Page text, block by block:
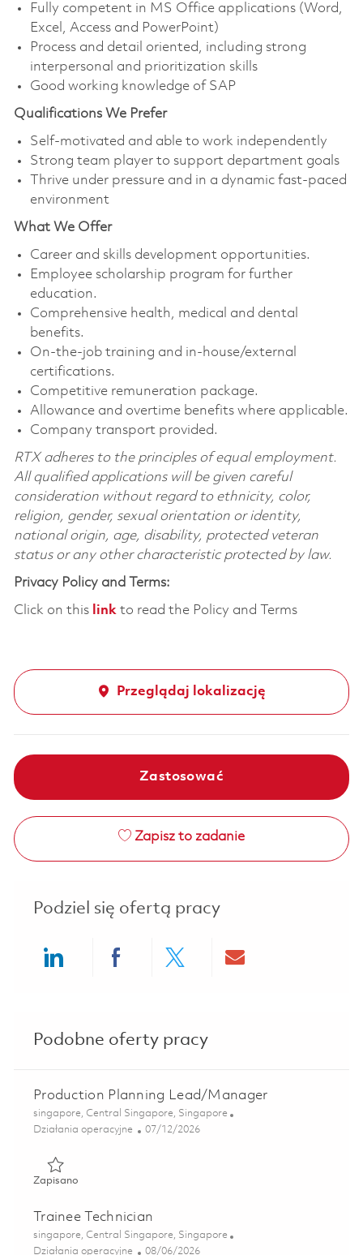
Fully competent in MS Office applications (Word,
Excel, Access and PowerPoint)
Process and detail oriented, including strong
interpersonal and prioritization skills
Good working knowledge of SAP
Qualifications We Prefer
Self-motivated and able to work independently
Strong team player to support department goals
Thrive under pressure and in a dynamic fast-paced
environment
What We Offer
Career and skills development opportunities.
Employee scholarship program for further
education.
Comprehensive health, medical and dental
benefits.
On-the-job training and in-house/external
certifications.
Competitive remuneration package.
Allowance and overtime benefits where applicable.
Company transport provided.
RTX adheres to the principles of equal employment.
All qualified applications will be given careful
consideration without regard to ethnicity, color,
religion, gender, sexual orientation or identity,
national origin, age, disability, protected veteran
status or any other characteristic protected by law.
Privacy Policy and Terms:
Click on this linkto read the Policy and Terms
Przeglądaj lokalizację
Zastosować
Zapisz to zadanie
Podziel się ofertą pracy
Podobne oferty pracy
Production Planning Lead/Manager
Lokalizacja
singapore, Central Singapore, Singapore
Kategoria
Działania operacyjne Posted Date
07/12/2026
ZapisanoZapisano Production Planning Lead/Manager 01855595
Trainee Technician
Lokalizacja
singapore, Central Singapore, Singapore
Kategoria
Działania operacyjne Posted Date
08/06/2026